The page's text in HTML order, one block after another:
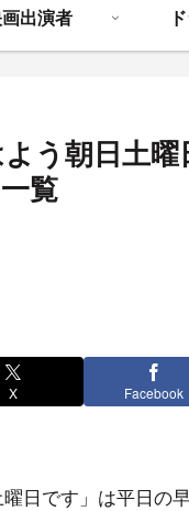
出演者
う朝日土
覧
X Facebook
曜日です」は平日